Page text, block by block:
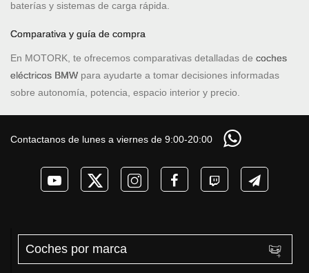
baterías y sistemas de carga rápida.
Comparativa y guía de compra
En MOTORK, te ofrecemos comparativas detalladas de coches
eléctricos BMW para ayudarte a tomar decisiones informadas
sobre autonomía, potencia, espacio interior y precio.
Contactanos de lunes a viernes de 9:00-20:00
Coches por marca